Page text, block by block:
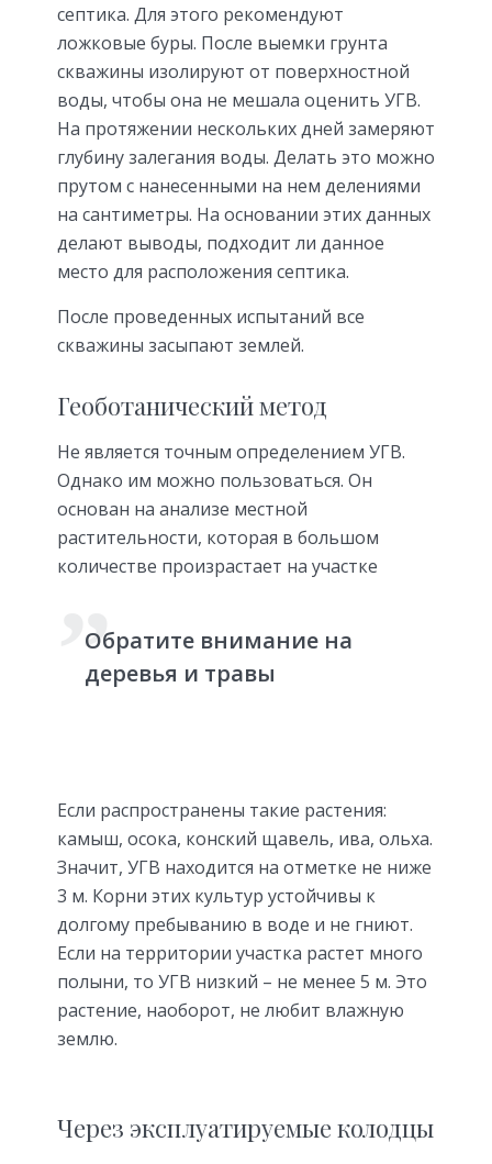
септика. Для этого рекомендуют
ложковые буры. После выемки грунта
скважины изолируют от поверхностной
воды, чтобы она не мешала оценить УГВ.
На протяжении нескольких дней замеряют
глубину залегания воды. Делать это можно
прутом с нанесенными на нем делениями
на сантиметры. На основании этих данных
делают выводы, подходит ли данное
место для расположения септика.
После проведенных испытаний все
скважины засыпают землей.
Геоботанический метод
Не является точным определением УГВ.
Однако им можно пользоваться. Он
основан на анализе местной
растительности, которая в большом
количестве произрастает на участке
Обратите внимание на
деревья и травы
Если распространены такие растения:
камыш, осока, конский щавель, ива, ольха.
Значит, УГВ находится на отметке не ниже
3 м. Корни этих культур устойчивы к
долгому пребыванию в воде и не гниют.
Если на территории участка растет много
полыни, то УГВ низкий – не менее 5 м. Это
растение, наоборот, не любит влажную
землю.
Через эксплуатируемые колодцы